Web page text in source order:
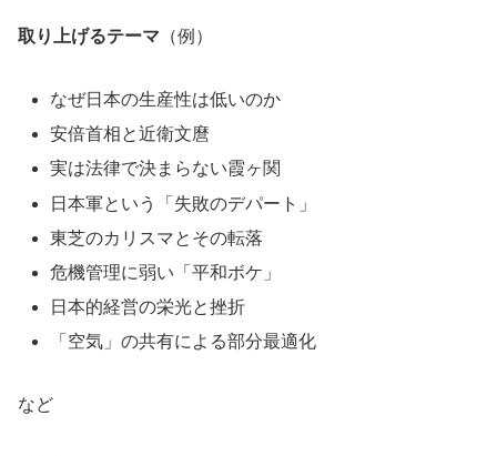
取り上げるテーマ （例）
なぜ日本の生産性は低いのか
安倍首相と近衛文麿
実は法律で決まらない霞ヶ関
日本軍という「失敗のデパート」
東芝のカリスマとその転落
危機管理に弱い「平和ボケ」
日本的経営の栄光と挫折
「空気」の共有による部分最適化
など